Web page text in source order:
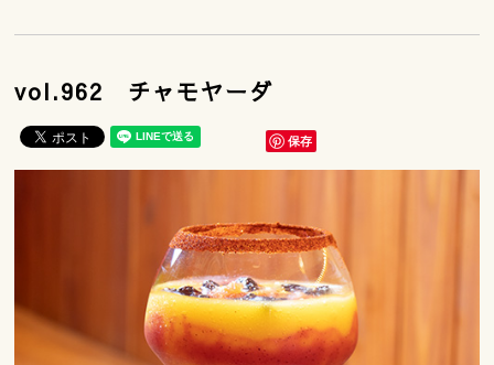
vol.962 チャモヤーダ
保存